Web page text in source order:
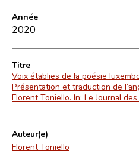
Année
2020
Titre
Voix établies de la poésie
Présentation et traduction de
Florent Toniello. In: Le Journal
Auteur(e)
Florent Toniello